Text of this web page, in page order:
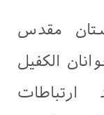
مقدس
الکفیل